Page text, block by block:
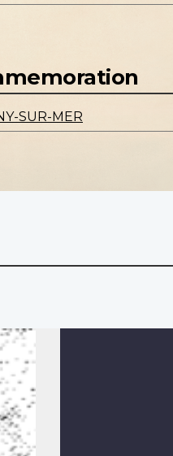
SUR-MER